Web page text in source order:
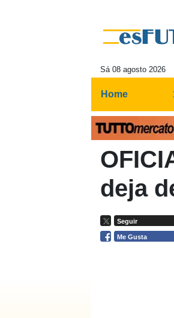
Sá 08 agosto 2026
Home
deja
Seguir
Me Gusta